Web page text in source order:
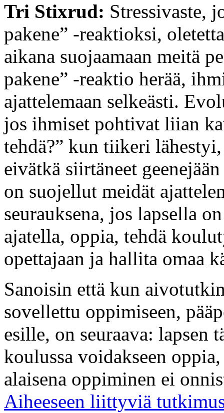
Tri Stixrud: Stressivaste,
pakene” -reaktioksi,
aikana suojaamaan meitä
pakene” -reaktio herää,
ajattelemaan selkeästi.
jos ihmiset pohtivat liian
tehdä?” kun tiikeri
eivätkä siirtäneet
on suojellut meidät
seurauksena, jos lapsella
ajatella, oppia, tehdä
opettajaan ja hallita omaa
Sanoisin että kun
sovellettu oppimiseen,
esille, on seuraava: lapsen
koulussa voidakseen
alaisena oppiminen ei
Aiheeseen liittyviä